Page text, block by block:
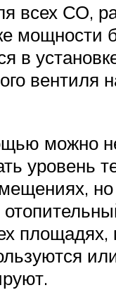
всех СО,
мощности
в
вентиля
можно
уровень
но
площадях,